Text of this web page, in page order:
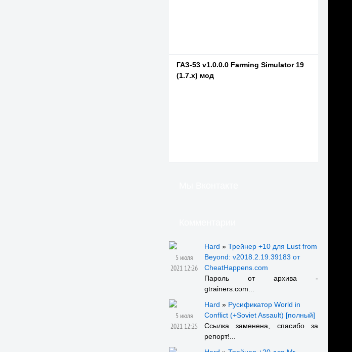
ГАЗ-53 v1.0.0.0 Farming Simulator 19
(1.7.x) мод
5 июля
2021 12:26
Hard » Трейнер +10 для Lust from
Beyond: v2018.2.19.39183 от
CheatHappens.com
Пароль от архива -
gtrainers.com...
5 июля
2021 12:25
Hard » Русификатор World in
Conflict (+Soviet Assault) [полный]
Ссылка заменена, спасибо за
репорт!...